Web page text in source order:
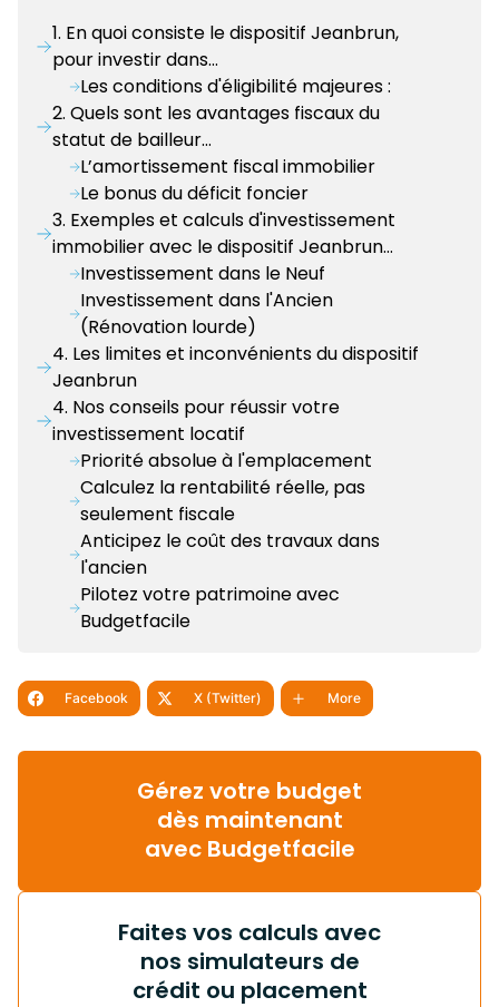
1. En quoi consiste le dispositif Jeanbrun,
pour investir dans…
Les conditions d'éligibilité majeures :
2. Quels sont les avantages fiscaux du
statut de bailleur…
L’amortissement fiscal immobilier
Le bonus du déficit foncier
3. Exemples et calculs d'investissement
immobilier avec le dispositif Jeanbrun…
Investissement dans le Neuf
Investissement dans l'Ancien
(Rénovation lourde)
4. Les limites et inconvénients du dispositif
Jeanbrun
4. Nos conseils pour réussir votre
investissement locatif
Priorité absolue à l'emplacement
Calculez la rentabilité réelle, pas
seulement fiscale
Anticipez le coût des travaux dans
l'ancien
Pilotez votre patrimoine avec
Budgetfacile
Facebook X (Twitter) More
Gérez votre budget
dès maintenant
avec Budgetfacile
Faites vos calculs avec
nos simulateurs de
crédit ou placement